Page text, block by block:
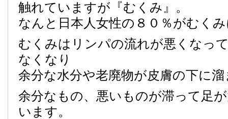
触れていますが『むくみ』。
なんと日本人女性の８０％がむく
むくみはリンパの流れが悪くなっ
なくなり
余分な水分や老廃物が皮膚の下に
余分なもの、悪いものが滞って足
います。